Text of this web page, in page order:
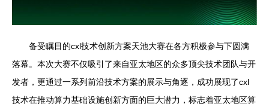
备受瞩目的cxl技术创新方案天池大赛在各方积极参与下圆满
落幕。本次大赛不仅吸引了来自亚太地区的众多顶尖技术团队与开
发者，更通过一系列前沿技术方案的展示与角逐，成功展现了cxl
技术在推动算力基础设施创新方面的巨大潜力，标志着亚太地区算